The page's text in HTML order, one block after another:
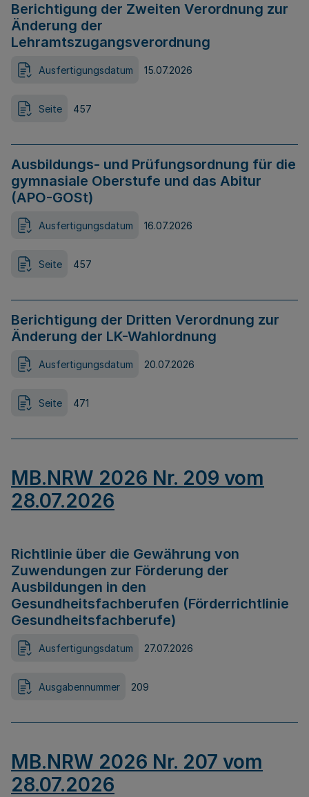
Berichtigung der Zweiten Verordnung zur
Änderung der
Lehramtszugangsverordnung
Ausfertigungsdatum 15.07.2026
Seite 457
Ausbildungs- und Prüfungsordnung für die
gymnasiale Oberstufe und das Abitur
(APO-GOSt)
Ausfertigungsdatum 16.07.2026
Seite 457
Berichtigung der Dritten Verordnung zur
Änderung der LK-Wahlordnung
Ausfertigungsdatum 20.07.2026
Seite 471
MB.NRW 2026 Nr. 209 vom
28.07.2026
Richtlinie über die Gewährung von
Zuwendungen zur Förderung der
Ausbildungen in den
Gesundheitsfachberufen (Förderrichtlinie
Gesundheitsfachberufe)
Ausfertigungsdatum 27.07.2026
Ausgabennummer 209
MB.NRW 2026 Nr. 207 vom
28.07.2026